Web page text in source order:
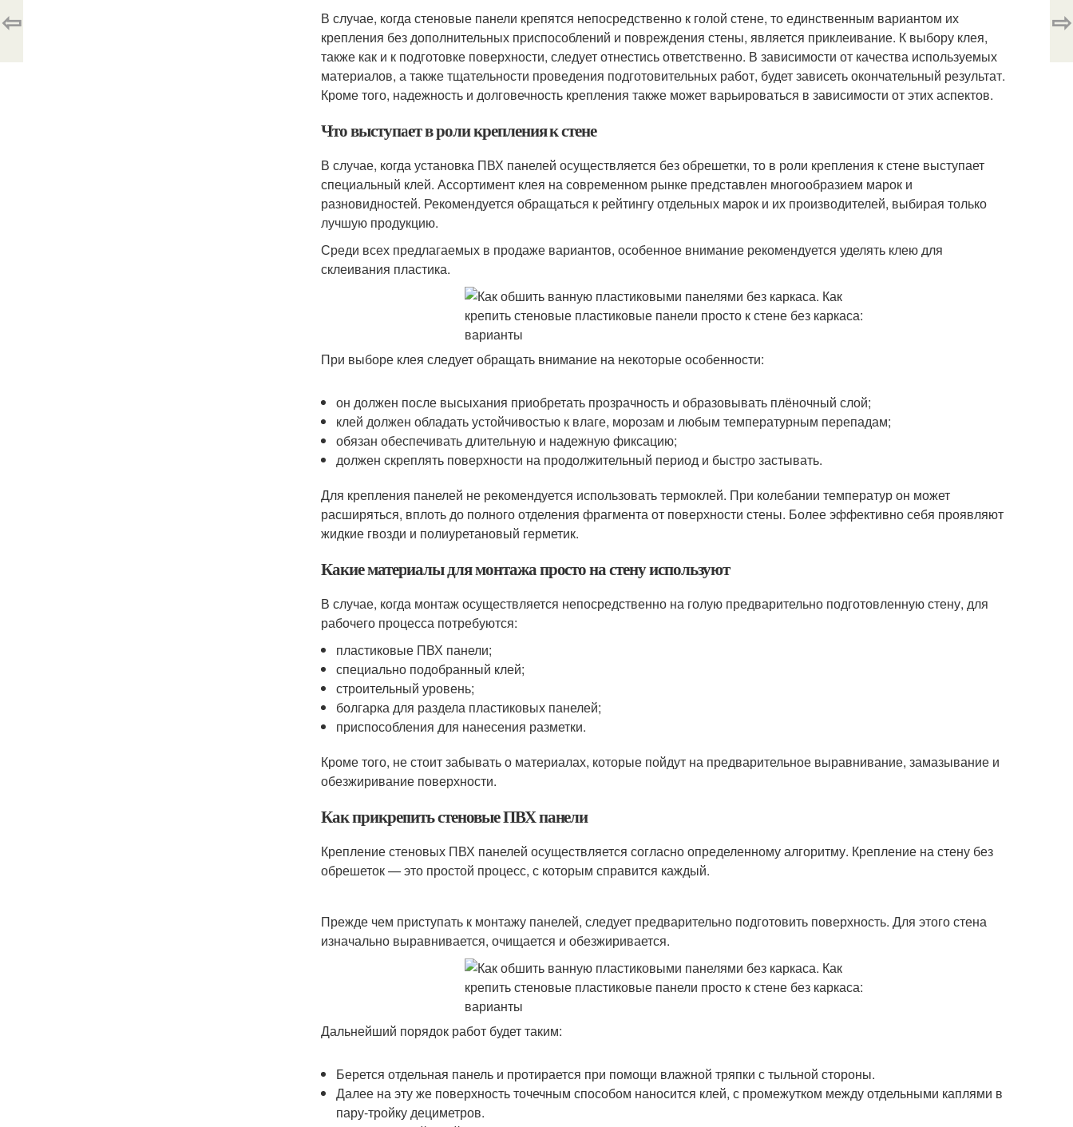
В случае, когда стеновые панели крепятся непосредственно к голой стене, то единственным вариантом их
крепления без дополнительных приспособлений и повреждения стены, является приклеивание. К выбору клея,
также как и к подготовке поверхности, следует отнестись ответственно. В зависимости от качества используемых
материалов, а также тщательности проведения подготовительных работ, будет зависеть окончательный результат.
Кроме того, надежность и долговечность крепления также может варьироваться в зависимости от этих аспектов.
Что выступает в роли крепления к стене
В случае, когда установка ПВХ панелей осуществляется без обрешетки, то в роли крепления к стене выступает
специальный клей. Ассортимент клея на современном рынке представлен многообразием марок и
разновидностей. Рекомендуется обращаться к рейтингу отдельных марок и их производителей, выбирая только
лучшую продукцию.
Среди всех предлагаемых в продаже вариантов, особенное внимание рекомендуется уделять клею для
склеивания пластика.
При выборе клея следует обращать внимание на некоторые особенности:
он должен после высыхания приобретать прозрачность и образовывать плёночный слой;
клей должен обладать устойчивостью к влаге, морозам и любым температурным перепадам;
обязан обеспечивать длительную и надежную фиксацию;
должен скреплять поверхности на продолжительный период и быстро застывать.
Для крепления панелей не рекомендуется использовать термоклей. При колебании температур он может
расширяться, вплоть до полного отделения фрагмента от поверхности стены. Более эффективно себя проявляют
жидкие гвозди и полиуретановый герметик.
Какие материалы для монтажа просто на стену используют
В случае, когда монтаж осуществляется непосредственно на голую предварительно подготовленную стену, для
рабочего процесса потребуются:
пластиковые ПВХ панели;
специально подобранный клей;
строительный уровень;
болгарка для раздела пластиковых панелей;
приспособления для нанесения разметки.
Кроме того, не стоит забывать о материалах, которые пойдут на предварительное выравнивание, замазывание и
обезжиривание поверхности.
Как прикрепить стеновые ПВХ панели
Крепление стеновых ПВХ панелей осуществляется согласно определенному алгоритму. Крепление на стену без
обрешеток — это простой процесс, с которым справится каждый.
Прежде чем приступать к монтажу панелей, следует предварительно подготовить поверхность. Для этого стена
изначально выравнивается, очищается и обезжиривается.
Дальнейший порядок работ будет таким:
Берется отдельная панель и протирается при помощи влажной тряпки с тыльной стороны.
Далее на эту же поверхность точечным способом наносится клей, с промежутком между отдельными каплями в
пару-тройку дециметров.
⇦ ⇨